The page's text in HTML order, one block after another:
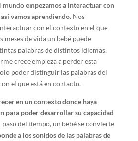
mundoempezamos a interactuar con
vamos aprendiendo. Nos
con el contexto en el que
meses de vida un bebé puede
palabras de distintos idiomas.
crece empieza a perder esta
poder distinguir las palabras del
el que está en contacto.
en un contexto donde haya
para poder desarrollar su capacidad
paso del tiempo, un bebé se convierte
a los sonidos de las palabras de